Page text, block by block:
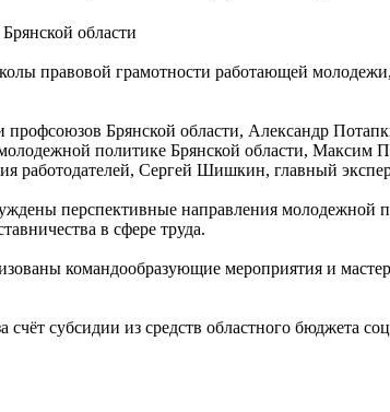
области
правовой грамотности работающей
Брянской области, Александр
политике Брянской области, Максим
работодателей, Сергей Шишкин, главный
перспективные направления
в сфере труда.
командообразующие мероприятия и
субсидии из средств областного бюджета